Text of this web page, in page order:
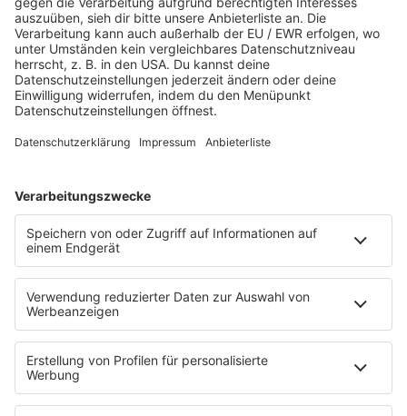
Jetzt für "Kinder unterm
Regenbogen" spenden!
HIER GEHT'S ZUM SPENDENFORMULAR!
STARTSEITE
SERVICE
Kontakt